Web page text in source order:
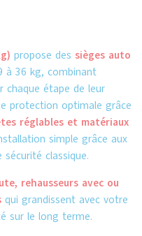
propose des sièges auto
à 36 kg, combinant
chaque étape de leur
protection optimale grâce
réglables et matériaux
simple grâce aux
classique.
rehausseurs avec ou
qui grandissent avec votre
sur le long terme.